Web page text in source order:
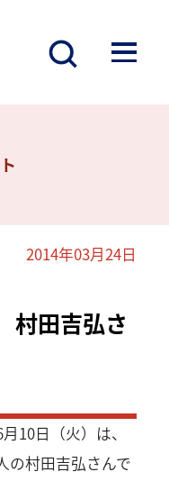
2014年03月24日
田吉弘さ
10日（火）は、
の村田吉弘さんで